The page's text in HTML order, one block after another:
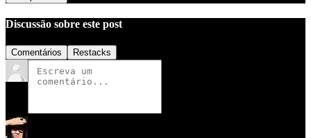
Discussão sobre este post
Comentários Restacks